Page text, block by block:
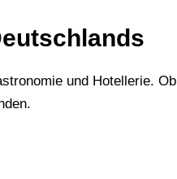
und Hotellerie.